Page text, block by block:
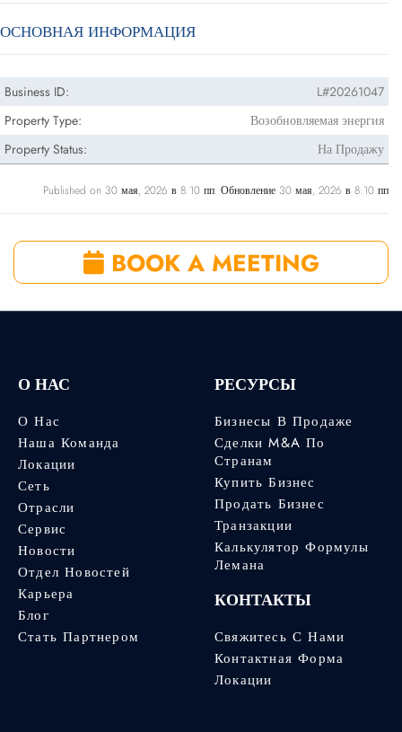
ОСНОВНАЯ ИНФОРМАЦИЯ
Business ID:
L#20261047
Property Type:
Возобновляемая энергия
Property Status:
На Продажу
Published on 30 мая, 2026 в 8:10 пп. Обновление 30 мая, 2026 в 8:10 пп
BOOK A MEETING
О НАС
О Нас
Наша Команда
Локации
Сеть
Отрасли
Сервис
Новости
Отдел Новостей
Карьера
Блог
Стать Партнером
РЕСУРСЫ
Бизнесы В Продаже
Сделки M&A По
Странам
Купить Бизнес
Продать Бизнес
Транзакции
Калькулятор Формулы
Лемана
КОНТАКТЫ
Свяжитесь С Нами
Контактная Форма
Локации